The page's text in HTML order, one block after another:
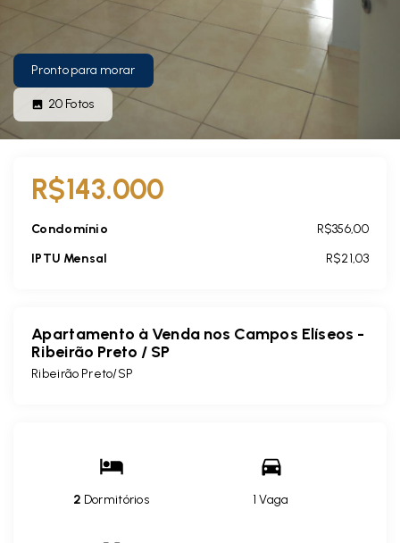
Pronto para morar
20 Fotos
R$143.000
Condomínio
R$356,00
IPTU Mensal
R$21,03
Apartamento à Venda nos Campos Elíseos -
Ribeirão Preto / SP
Ribeirão Preto/SP
2 Dormitórios 1 Vaga